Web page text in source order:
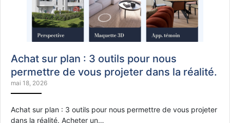
Achat sur plan : 3 outils pour nous
permettre de vous projeter dans la réalité.
mai 18, 2026
Achat sur plan : 3 outils pour nous permettre de vous projeter
dans la réalité. Acheter un…